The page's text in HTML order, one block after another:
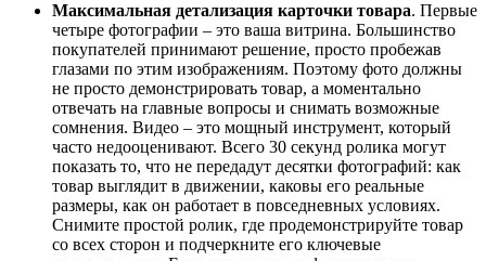
Максимальная детализация карточки товара. Первые
четыре фотографии – это ваша витрина. Большинство
покупателей принимают решение, просто пробежав
глазами по этим изображениям. Поэтому фото должны
не просто демонстрировать товар, а моментально
отвечать на главные вопросы и снимать возможные
сомнения. Видео – это мощный инструмент, который
часто недооценивают. Всего 30 секунд ролика могут
показать то, что не передадут десятки фотографий: как
товар выглядит в движении, каковы его реальные
размеры, как он работает в повседневных условиях.
Снимите простой ролик, где продемонстрируйте товар
со всех сторон и подчеркните его ключевые